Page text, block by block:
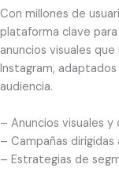
Con millones de
plataforma clave
anuncios visuales
Instagram,
audiencia.
– Anuncios visuales
– Campañas
– Estrategias de